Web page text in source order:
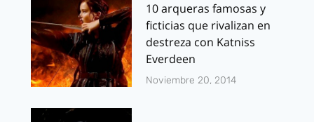
10 arqueras famosas y
ficticias que rivalizan en
destreza con Katniss
Everdeen
Noviembre 20, 2014